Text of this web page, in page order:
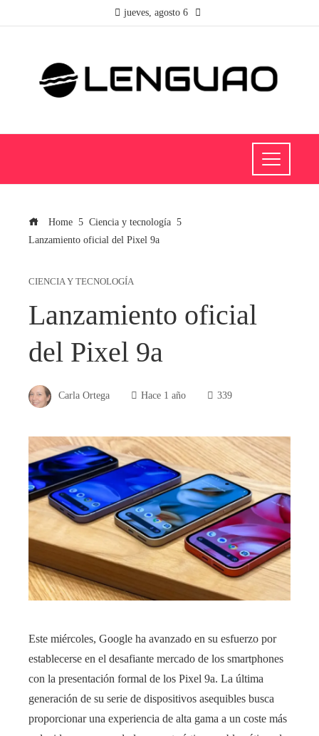
jueves, agosto 6
Home
Ciencia y tecnología
Lanzamiento oficial del Pixel 9a
CIENCIA Y TECNOLOGÍA
Lanzamiento oficial
del Pixel 9a
Carla Ortega Hace 1 año 339
Este miércoles, Google ha avanzado en su esfuerzo por
establecerse en el desafiante mercado de los smartphones
con la presentación formal de los Pixel 9a. La última
generación de su serie de dispositivos asequibles busca
proporcionar una experiencia de alta gama a un coste más